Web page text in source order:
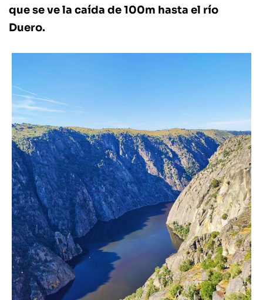
que se ve la caída de 100m hasta el río
Duero.